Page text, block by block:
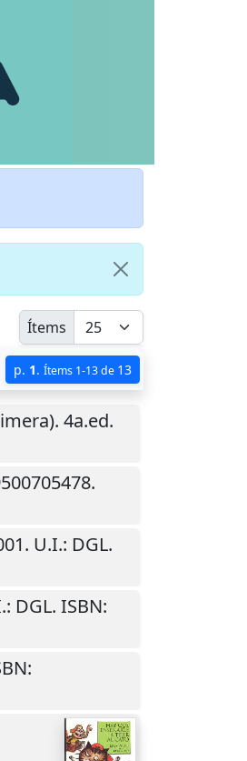
Ítems
p. 1. Ítems 1-13 de 13
4a.ed.
. U.I.: DGL.
: DGL. ISBN: